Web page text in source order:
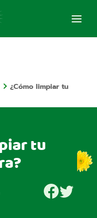
¿Cómo limpiar tu
tu